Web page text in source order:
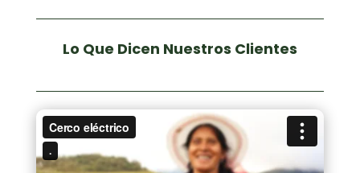
Lo Que Dicen Nuestros Clientes